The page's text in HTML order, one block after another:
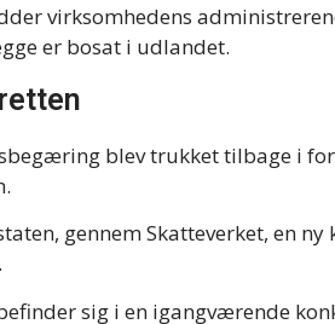
virksomhedens
er bosat i udlandet.
blev trukket tilbage i
gennem Skatteverket, en
sig i en igangværende